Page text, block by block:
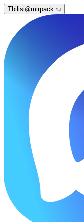
Tbilisi@mirpack.ru